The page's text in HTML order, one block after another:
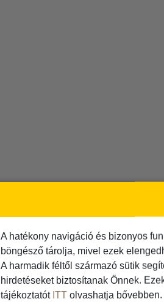
A hatékony navigáció és bizonyos
böngésző tárolja, mivel ezek
A harmadik féltől származó sütik
hirdetéseket biztosítanak Önnek.
tájékoztatót ITT olvashatja bővebben.